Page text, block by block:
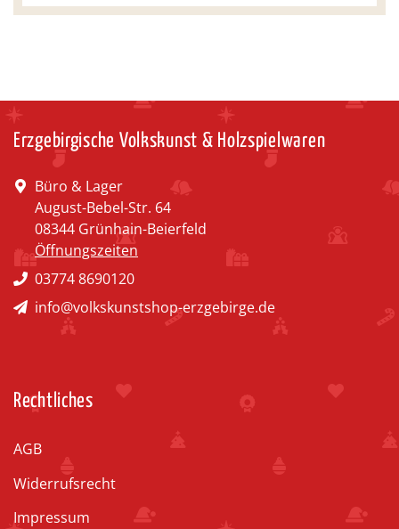
Erzgebirgische Volkskunst & Holzspielwaren
Büro & Lager
August-Bebel-Str. 64
08344 Grünhain-Beierfeld
Öffnungszeiten
03774 8690120
info@volkskunstshop-erzgebirge.de
Rechtliches
AGB
Widerrufsrecht
Impressum